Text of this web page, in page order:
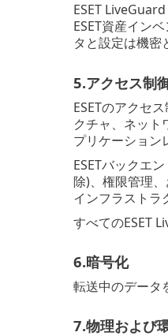
ESET
ESET資産イン
タと設定は機密
5.アクセス制
ESETのアクセ
クチャ、ネット
プリケーション
ESETバックエ
除)、権限管理
インフラストラ
すべてのESET
6.暗号化
転送中のデータ
7.物理および